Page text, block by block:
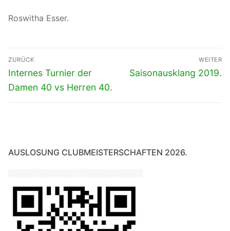
Roswitha Esser.
Beitragsnavigation
ZURÜCK
Vorheriger
Beitrag:
Internes Turnier der
Damen 40 vs Herren 40.
WEITER
Nächster
Saisonausklang 2019.
AUSLOSUNG CLUBMEISTERSCHAFTEN 2026.